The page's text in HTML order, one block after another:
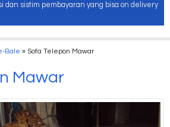
dan sistim pembayaran yang bisa on delivery
Bale » Sofa Telepon Mawar
Mawar